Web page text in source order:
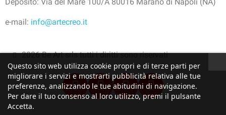
e-mail: info@artecreo.it
2026 Be Art srls tutti i diritti sono riservati
Questo sito web utilizza cookie propri e di terze parti per
migliorare i servizi e mostrarti pubblicità relativa alle tue
preferenze, analizzando le tue abitudini di navigazione.
Per dare il tuo consenso al loro utilizzo, premi il pulsante
Accetta.